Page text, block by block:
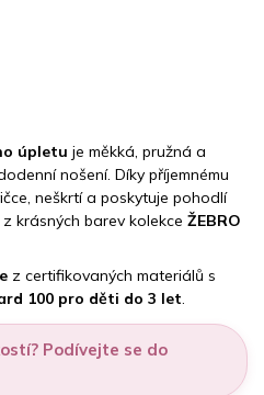
úpletu je měkká, pružná a
nošení. Díky příjemnému
neškrtí a poskytuje pohodlí
krásných barev kolekce ŽEBRO
z certifikovaných materiálů s
100 pro děti do 3 let
Podívejte se do